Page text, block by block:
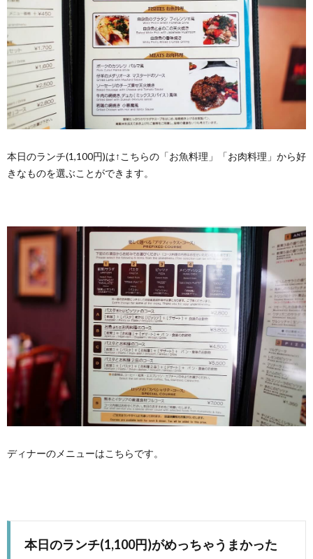
本日のランチ(1,100円)は↑こちらの「お魚料理」「お肉料理」から好
きなものを選ぶことができます。
ディナーのメニューはこちらです。
本日のランチ(1,100円)がめっちゃうまかった